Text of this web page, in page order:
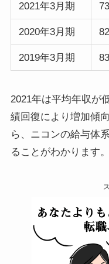
2021年3月期
2020年3月期
2019年3月期
2021年は平均年収が
績回復により増加傾
ら、ニコンの給与体
ることがわかります。